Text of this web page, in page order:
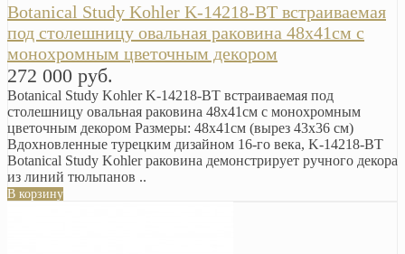
Botanical Study Kohler K-14218-BT встраиваемая
под столешницу овальная раковина 48х41см с
монохромным цветочным декором
272 000 руб.
Botanical Study Kohler K-14218-BT встраиваемая под
столешницу овальная раковина 48х41см с монохромным
цветочным декором Размеры: 48х41см (вырез 43х36 см)
Вдохновленные турецким дизайном 16-го века, K-14218-BT
Botanical Study Kohler раковина демонстрирует ручного декора
из линий тюльпанов ..
В корзину